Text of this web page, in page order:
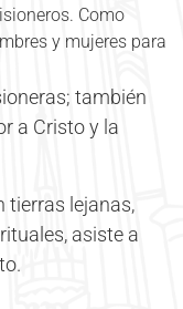
Como
y mujeres para
también
a Cristo y la
tierras lejanas,
asiste a